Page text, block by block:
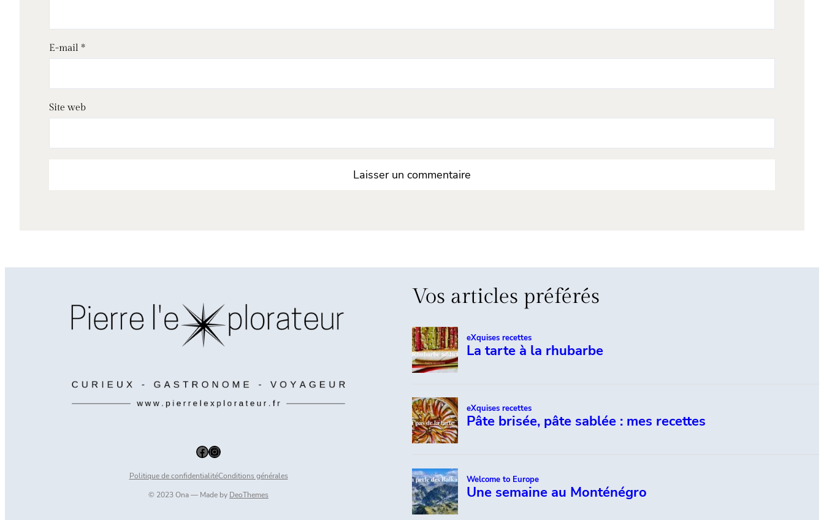
E-mail *
Site web
Facebook Instagram
Politique de confidentialitéConditions générales
© 2023 Ona — Made by DeoThemes
Vos articles préférés